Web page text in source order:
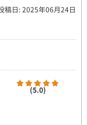
稿日: 2025年06月24日
(5.0)